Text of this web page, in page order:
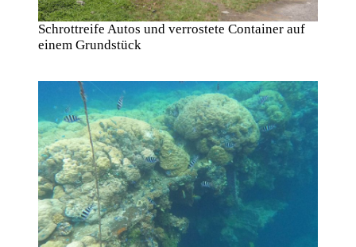
Schrottreife Autos und verrostete Container auf
einem Grundstück